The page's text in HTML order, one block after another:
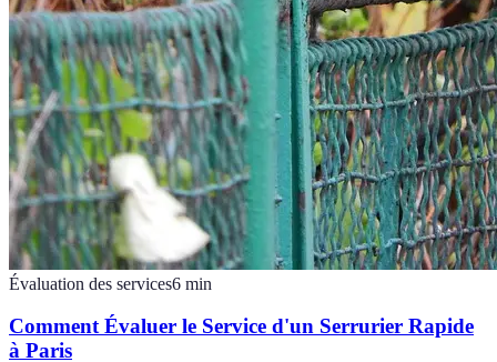
Évaluation des services6 min
Comment Évaluer le Service d'un Serrurier Rapide
à Paris